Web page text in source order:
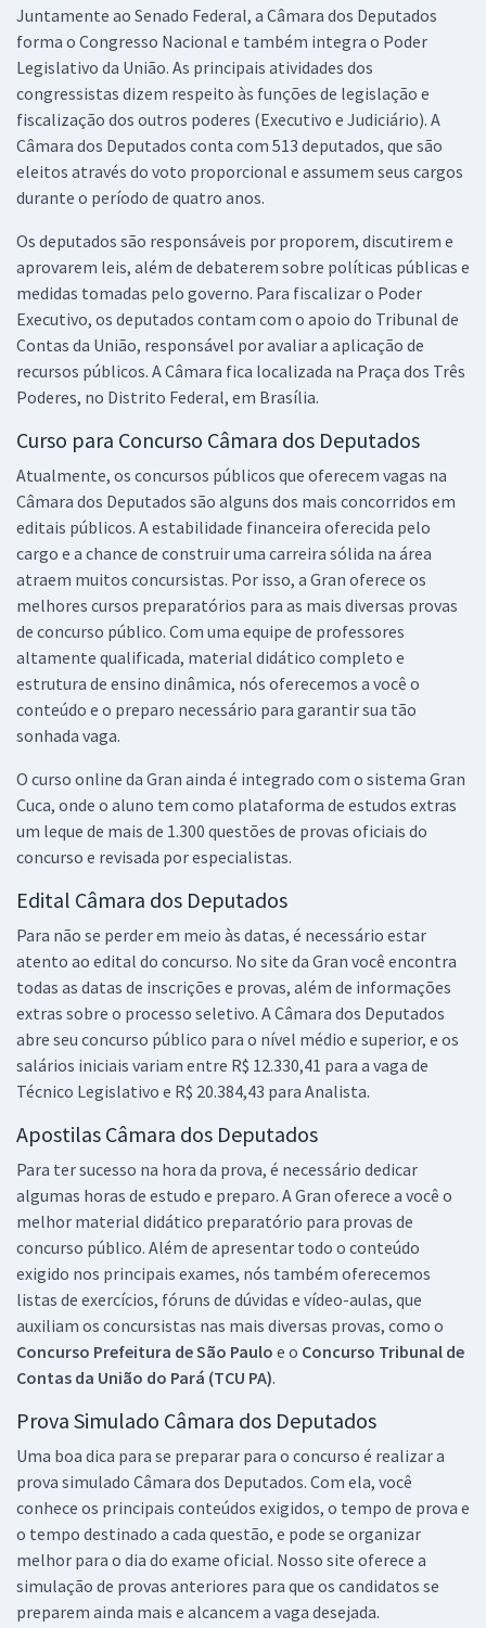
Comprar
Câmara dos Deputados - Analista Legislativo - Técnico em Material e
Patrimônio (Pré-edital)
R$ 559,99à vista
ou 12x deR$46,67
Comprar
Câmara dos Deputados - Conhecimentos Gerais para Analista
Legislativo/Consultoria (Pré-edital)
ou 12x deR$23,99
Economize R$ 71,98 (-20%)
Comprar
Câmara dos Deputados - Analista Legislativo/Consultoria - Consultor
Legislativo Área XX: Redação e Discurso Parlamentar (Pré-edital)
R$ 503,84à vista
ou 12x de R$41,99
Economize R$ 125,96 (-20%)
Câmara dos Deputados - Analista Legislativo/Consultoria - Consultor
e Sociologia Política (Pré-edital)
R$ 455,84à vista
ou 12x de R$37,99
Economize R$ 113,96 (-20%)
Comprar
Câmara dos Deputados - Analista Legislativo/Consultoria - Área XV -
Educação, Cultura e Desporto (Pré-edital)
R$ 455,84à vista
ou 12x de R$37,99
Economize R$ 113,96 (-20%)
Comprar
Câmara dos Deputados - Contador (Pré-edital)
ou 12x de R$37,33
Economize R$ 112,00 (-20%)
Comprar
Câmara dos Deputados - Conhecimentos Gerais para Analista
Legislativo (Pré-edital)
Juntamente ao Senado Federal, a Câmara dos Deputados
forma o Congresso Nacional e também integra o Poder
Legislativo da União. As principais atividades dos
congressistas dizem respeito às funções de legislação e
fiscalização dos outros poderes (Executivo e Judiciário). A
Câmara dos Deputados conta com 513 deputados, que são
eleitos através do voto proporcional e assumem seus cargos
durante o período de quatro anos.
Os deputados são responsáveis por proporem, discutirem e
aprovarem leis, além de debaterem sobre políticas públicas e
medidas tomadas pelo governo. Para fiscalizar o Poder
Executivo, os deputados contam com o apoio do Tribunal de
Contas da União, responsável por avaliar a aplicação de
recursos públicos. A Câmara fica localizada na Praça dos Três
Poderes, no Distrito Federal, em Brasília.
Curso para Concurso Câmara dos Deputados
Atualmente, os concursos públicos que oferecem vagas na
Câmara dos Deputados são alguns dos mais concorridos em
editais públicos. A estabilidade financeira oferecida pelo
cargo e a chance de construir uma carreira sólida na área
atraem muitos concursistas. Por isso, a Gran oferece os
melhores cursos preparatórios para as mais diversas provas
de concurso público. Com uma equipe de professores
altamente qualificada, material didático completo e
estrutura de ensino dinâmica, nós oferecemos a você o
conteúdo e o preparo necessário para garantir sua tão
sonhada vaga.
O curso online da Gran ainda é integrado com o sistema Gran
Cuca, onde o aluno tem como plataforma de estudos extras
um leque de mais de 1.300 questões de provas oficiais do
concurso e revisada por especialistas.
Edital Câmara dos Deputados
Para não se perder em meio às datas, é necessário estar
atento ao edital do concurso. No site da Gran você encontra
todas as datas de inscrições e provas, além de informações
extras sobre o processo seletivo. A Câmara dos Deputados
abre seu concurso público para o nível médio e superior, e os
salários iniciais variam entre R$ 12.330,41 para a vaga de
Técnico Legislativo e R$ 20.384,43 para Analista.
Apostilas Câmara dos Deputados
Para ter sucesso na hora da prova, é necessário dedicar
algumas horas de estudo e preparo. A Gran oferece a você o
melhor material didático preparatório para provas de
concurso público. Além de apresentar todo o conteúdo
exigido nos principais exames, nós também oferecemos
listas de exercícios, fóruns de dúvidas e vídeo-aulas, que
auxiliam os concursistas nas mais diversas provas, como o
Concurso Prefeitura de São Paulo e o Concurso Tribunal de
Contas da União do Pará (TCU PA).
Prova Simulado Câmara dos Deputados
Uma boa dica para se preparar para o concurso é realizar a
prova simulado Câmara dos Deputados. Com ela, você
conhece os principais conteúdos exigidos, o tempo de prova e
o tempo destinado a cada questão, e pode se organizar
melhor para o dia do exame oficial. Nosso site oferece a
simulação de provas anteriores para que os candidatos se
preparem ainda mais e alcancem a vaga desejada.